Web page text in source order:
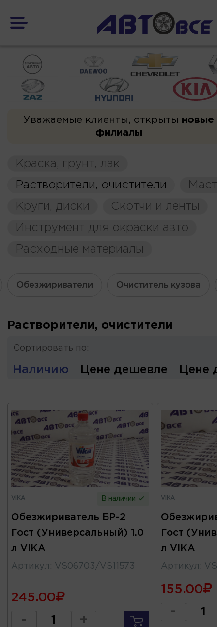
Уважаемые клиенты, открыты новые
филиалы
Краска, грунт, лак
Растворители, очистители
Круги, диски
Скотчи и ленты
Инструмент для окраски авто
Расходные материалы
Обезжириватели Очиститель кузова
Растворители, очистители
Сортировать по:
Наличию Цене дешевле Цене
VIKA В наличии
Обезжириватель БР-2
Гост (Универсальный) 1.0
л VIKA
Артикул : VS06703/VS11573
245.00
- +
VIKA
Гост
л VIKA
Артикул :
155.00
-